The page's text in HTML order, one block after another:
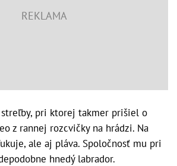
pri ktorej takmer prišiel o
z rannej rozcvičky na hrádzi. Na
ale aj pláva. Spoločnosť mu pri
hnedý labrador.